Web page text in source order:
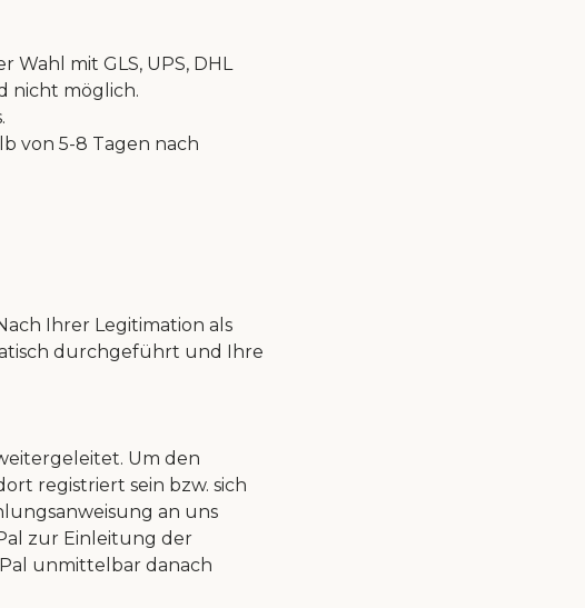
mit GLS, UPS, DHL
nicht möglich.
von 5-8 Tagen nach
Ihrer Legitimation als
durchgeführt und Ihre
Um den
registriert sein bzw. sich
an uns
zur Einleitung der
unmittelbar danach